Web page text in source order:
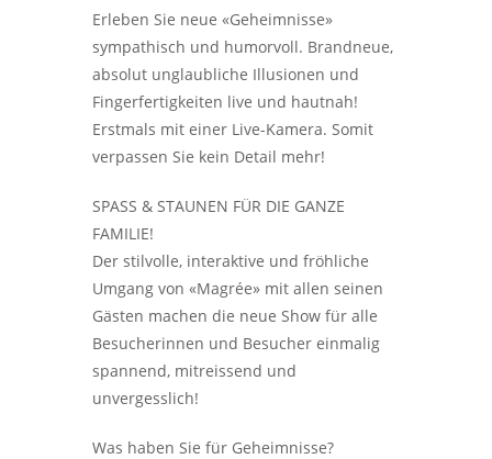
Erleben Sie neue «Geheimnisse»
sympathisch und humorvoll. Brandneue,
absolut unglaubliche Illusionen und
Fingerfertigkeiten live und hautnah!
Erstmals mit einer Live-Kamera. Somit
verpassen Sie kein Detail mehr!
SPASS & STAUNEN FÜR DIE GANZE
FAMILIE!
Der stilvolle, interaktive und fröhliche
Umgang von «Magrée» mit allen seinen
Gästen machen die neue Show für alle
Besucherinnen und Besucher einmalig
spannend, mitreissend und
unvergesslich!
Was haben Sie für Geheimnisse?